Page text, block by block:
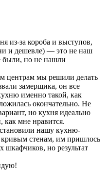
из-за короба и выступов,
и дешевле) — это не наш
были, но не нашли
центрам мы решили делать
замерщика, он все
именно такой, как
окончательно. Не
но кухня идеально
как мне нравится.
нашу кухню-
стенам, им пришлось
шкафчиков, но результат